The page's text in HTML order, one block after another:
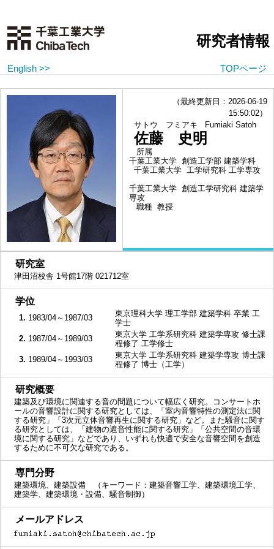
研究者情報
English >> TOPページ
（最終更新日：2026-06-19
15:50:02）
サトウ フミアキ
Fumiaki Satoh
佐藤 史明
所属
千葉工業大学 創造工学部 建築学科
千葉工業大学 工学研究科 工学専攻
千葉工業大学 創造工学研究科 建築学
専攻
職種 教授
研究室
津田沼校舎 1号館17階 021712室
学位
1. 1983/04～1987/03
東京理科大学 理工学部 建築学科 卒業 工
学士
2. 1987/04～1989/03
東京大学 工学系研究科 建築学専攻 修士課
程修了 工学修士
3. 1989/04～1993/03
東京大学 工学系研究科 建築学専攻 博士課
程修了 博士（工学）
研究概要
建築及び環境に関連する音の問題について幅広く研究。コンサートホ
ールの音響設計に関する研究としては、「室内音響特性の測定法に関
する研究」「3次元立体音響再生に関する研究」など。また騒音に関す
る研究としては、「建物の遮音性能に関する研究」「公共空間の音環
境に関する研究」などであり、いずれも快適で安全な音響空間を創造
するために不可欠な研究である。
専門分野
建築環境、建築設備 （キーワード：建築音響工学、建築環境工学、
建築学、建築環境・設備、騒音制御）
メールアドレス